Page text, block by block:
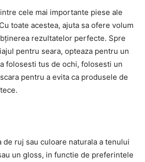
cele mai importante piese ale
toate acestea, ajuta sa ofere volum
rezultatelor perfecte. Spre
pentru seara, opteaza pentru un
folosesti tus de ochi, folosesti un
pentru a evita ca produsele de
de ruj sau culoare naturala a tenului
un gloss, in functie de preferintele